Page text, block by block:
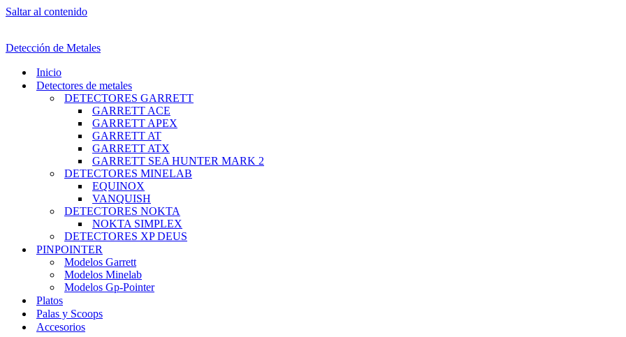
Saltar al contenido
Detección de Metales
Inicio
Detectores de metales
DETECTORES GARRETT
GARRETT ACE
GARRETT APEX
GARRETT AT
GARRETT ATX
GARRETT SEA HUNTER MARK 2
DETECTORES MINELAB
EQUINOX
VANQUISH
DETECTORES NOKTA
NOKTA SIMPLEX
DETECTORES XP DEUS
PINPOINTER
Modelos Garrett
Modelos Minelab
Modelos Gp-Pointer
Platos
Palas y Scoops
Accesorios